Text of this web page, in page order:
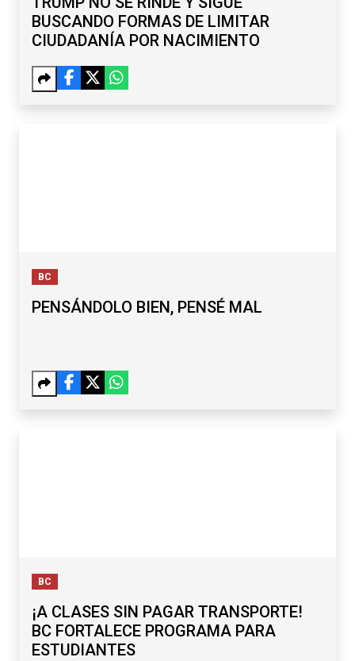
BUSCANDO FORMAS DE LIMITAR
CIUDADANÍA POR NACIMIENTO
BC
PENSÁNDOLO BIEN, PENSÉ MAL
BC
¡A CLASES SIN PAGAR TRANSPORTE!
BC FORTALECE PROGRAMA PARA
ESTUDIANTES